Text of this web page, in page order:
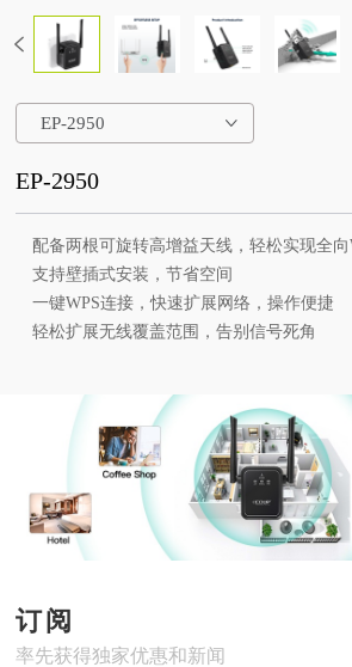
EP-2950
EP-2950
配备两根可旋转高增益天线，轻松实现全
支持壁插式安装，节省空间
一键WPS连接，快速扩展网络，操作便捷
轻松扩展无线覆盖范围，告别信号死角
订阅
率先获得独家优惠和新闻